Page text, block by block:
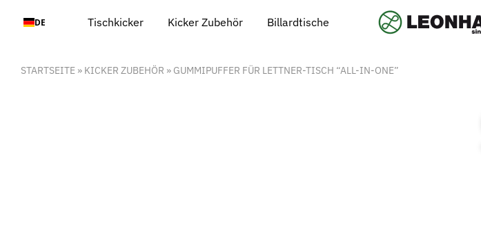
Inhalt DE Tischkicker Kicker Zubehör Billardtische
STARTSEITE» KICKER ZUBEHÖR » GUMMIPUFFER FÜR LETTNER-TISCH “ALL-IN-ONE”